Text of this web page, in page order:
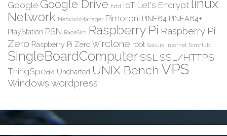
Google Google Drive hdd IoT Let's Encrypt linux
Network NetworkManager Pimoroni PINE64 PINEA64+
PlayStation PSN RaceSim Raspberry Pi Raspberry Pi
Zero Raspberry Pi Zero W rclone root Sakura Internet SimHub
SingleBoardComputer SSL SSL/HTTPS
ThingSpeak Uncharted UNIX Bench VPS
Windows wordpress